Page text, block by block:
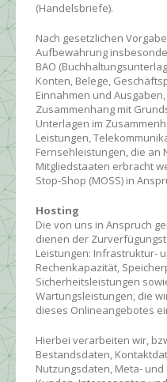
(Handelsbriefe).
Nach gesetzlichen
Aufbewahrung
BAO
Konten, Belege,
Einnahmen und Ausgaben,
Zusammenhang mit
Unterlagen im
Leistungen,
Fernsehleistungen, die an
Mitgliedstaaten erbracht
Stop-Shop (MOSS) in
Hosting
Die von uns in Anspruch
dienen der
Leistungen: Infrastruktur-
Rechenkapazität,
Sicherheitsleistungen
Wartungsleistungen, die
dieses Onlineangebotes
Hierbei verarbeiten wir,
Bestandsdaten,
Nutzungsdaten, Meta-